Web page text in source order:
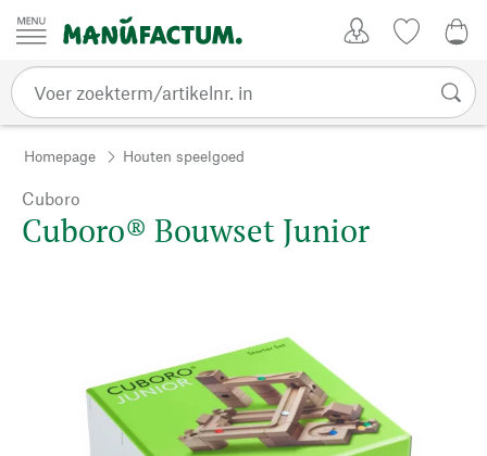
Passer au contenu
Homepage Houten speelgoed
Cuboro
Cuboro® Bouwset Junior